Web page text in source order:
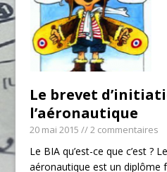
Le brevet
l’aéronautique
20 mai 2015 // 2 commentaires
Le BIA qu’est-ce que c’est ?
aéronautique est un diplôme